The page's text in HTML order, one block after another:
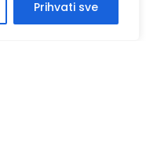
Prihvati sve